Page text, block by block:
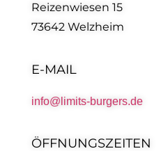
Reizenwiesen 15
73642 Welzheim
E-MAIL
info@limits-burgers.de
ÖFFNUNGSZEITEN